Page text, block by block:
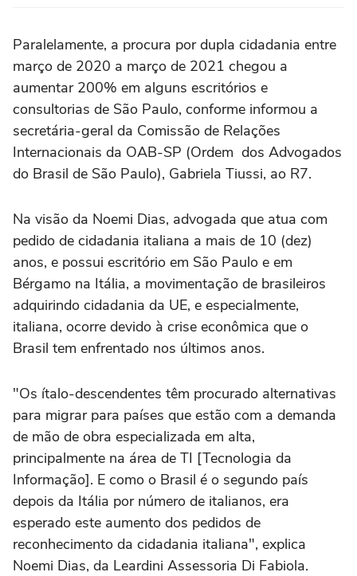
Paralelamente, a procura por dupla cidadania entre
março de 2020 a março de 2021 chegou a
aumentar 200% em alguns escritórios e
consultorias de São Paulo, conforme informou a
secretária-geral da Comissão de Relações
Internacionais da OAB-SP (Ordem dos Advogados
do Brasil de São Paulo), Gabriela Tiussi, ao R7.
Na visão da Noemi Dias, advogada que atua com
pedido de cidadania italiana a mais de 10 (dez)
anos, e possui escritório em São Paulo e em
Bérgamo na Itália, a movimentação de brasileiros
adquirindo cidadania da UE, e especialmente,
italiana, ocorre devido à crise econômica que o
Brasil tem enfrentado nos últimos anos.
"Os ítalo-descendentes têm procurado alternativas
para migrar para países que estão com a demanda
de mão de obra especializada em alta,
principalmente na área de TI [Tecnologia da
Informação]. E como o Brasil é o segundo país
depois da Itália por número de italianos, era
esperado este aumento dos pedidos de
reconhecimento da cidadania italiana", explica
Noemi Dias, da Leardini Assessoria Di Fabiola.